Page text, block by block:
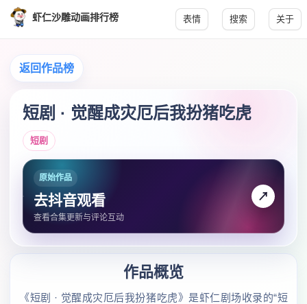
虾仁沙雕动画排行榜 表情 搜索 关于
返回作品榜
短剧 · 觉醒成灾厄后我扮猪吃虎
短剧
原始作品
去抖音观看
查看合集更新与评论互动
↗
作品概览
《短剧 · 觉醒成灾厄后我扮猪吃虎》是虾仁剧场收录的“短